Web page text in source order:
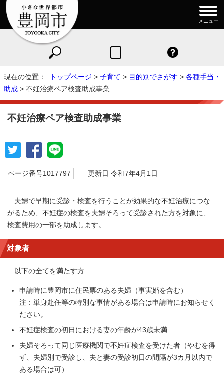
メニュー
現在の位置： トップページ > 子育て > 目的別でさがす > 各種手当・
助成 > 不妊治療ペア検査助成事業
不妊治療ペア検査助成事業
ページ番号1017797 更新日 令和7年4月1日
夫婦で早期に受診・検査を行うことが効果的な不妊治療につな
がるため、不妊症の検査を夫婦そろって受診された方を対象に、
検査費用の一部を助成します。
対象者
以下の全てを満たす方
申請時に豊岡市に住民票のある夫婦（事実婚を含む）
注：単身赴任等の特別な事情がある場合は申請時にお知らせく
ださい。
不妊症検査の初日における妻の年齢が43歳未満
夫婦そろって同じ医療機関で不妊症検査を受けた者（やむを得
ず、夫婦別で受診し、夫と妻の受診初日の間隔が3カ月以内で
ある場合は可）